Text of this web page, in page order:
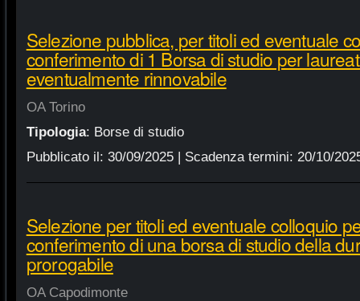
Selezione pubblica, per titoli ed eventuale
conferimento di 1 Borsa di studio per
eventualmente rinnovabile
OA Torino
Tipologia: Borse di studio
Pubblicato il: 30/09/2025| Scadenza termini: 20/10/
Selezione per titoli ed eventuale colloquio
conferimento di una borsa di studio della
prorogabile
OA Capodimonte